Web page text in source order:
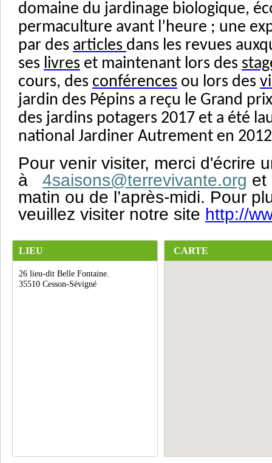
domaine du jardinage biologique,
permaculture avant l’heure ; une
par des articles dans les revues
ses livres et maintenant lors des
cours, des conférences ou lors des
jardin des Pépins a reçu le Grand
des jardins potagers 2017 et a été
national Jardiner Autrement en
Pour venir visiter, merci d'écrire
à
4saisons@terrevivante.org et
matin ou de l’après-midi. Pour
veuillez visiter notre site http://
LIEU
26 lieu-dit Belle Fontaine.
35510 Cesson-Sévigné
CARTE